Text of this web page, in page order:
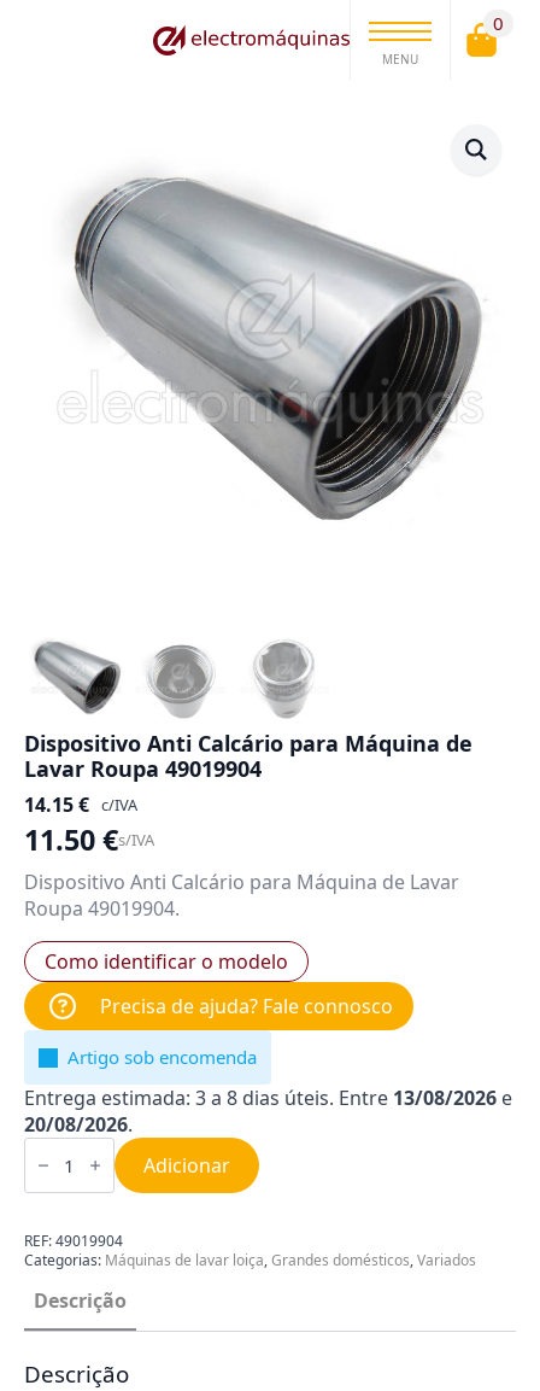
MENU
0
Dispositivo Anti Calcário para Máquina de
Lavar Roupa 49019904
14.15€ c/IVA
11.50€s/IVA
Dispositivo Anti Calcário para Máquina de Lavar
Roupa 49019904.
Como identificar o modelo
Precisa de ajuda? Fale connosco
Artigo sob encomenda
Entrega estimada: 3 a 8 dias úteis. Entre 13/08/2026 e
20/08/2026.
Quantidade
de
Anti
para
Máquina
de
Lavar
Roupa
49019904
Adicionar
REF:49019904
Categorias: Máquinas de lavar loiça,Grandes domésticos,Variados
Descrição
Descrição